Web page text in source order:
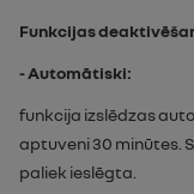
Funkcijas
- Automātiski:
funkcija izslēdzas
aptuveni 30 minūtes.
paliek ieslēgta.